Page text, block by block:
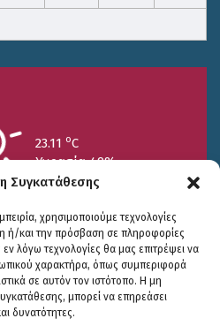
Συγκατάθεσης
χρησιμοποιούμε τεχνολογίες
ή/και την πρόσβαση σε πληροφορίες
λόγω τεχνολογίες θα μας επιτρέψει να
χαρακτήρα, όπως συμπεριφορά
σε αυτόν τον ιστότοπο. Η μη
μπορεί να επηρεάσει
δυνατότητες.
23.11 oC
Υγρασία 49%
26/7
17.99oC
27/7
20.94oC